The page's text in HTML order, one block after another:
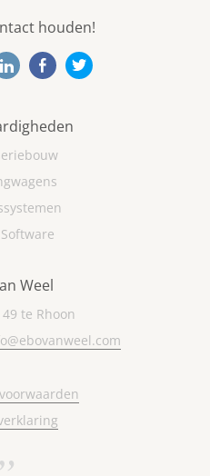
houden!
501 5866
https://www.linkedin.com/
https://
Weel
te Rhoon